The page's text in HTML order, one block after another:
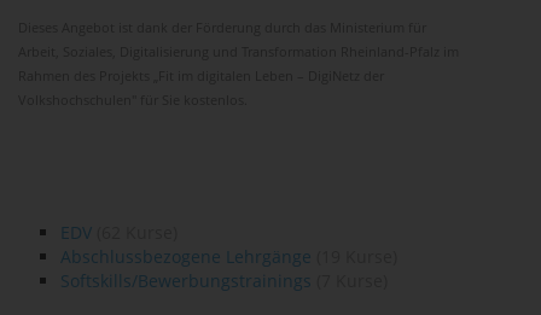
EDV
Abschlussbezogene Lehrgänge
Softskills/Bewerbungstrainings